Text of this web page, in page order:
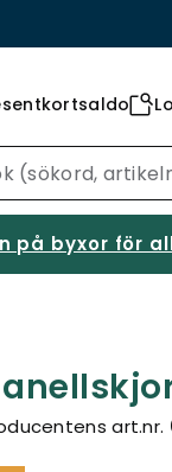
på byxor för
art.nr.